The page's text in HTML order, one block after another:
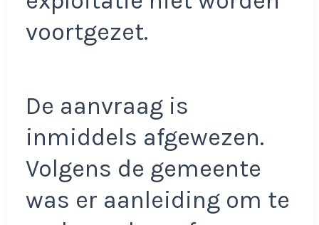
voortgezet.
De aanvraag is
inmiddels afgewezen.
Volgens de gemeente
was er aanleiding om te